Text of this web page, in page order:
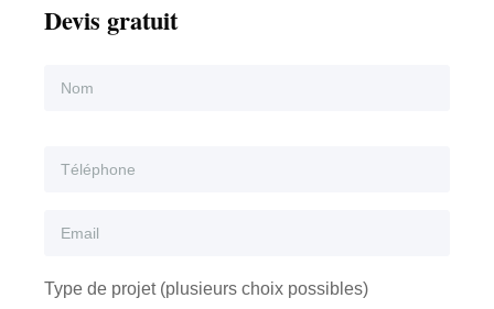
Devis gratuit
Type de projet (plusieurs choix possibles)